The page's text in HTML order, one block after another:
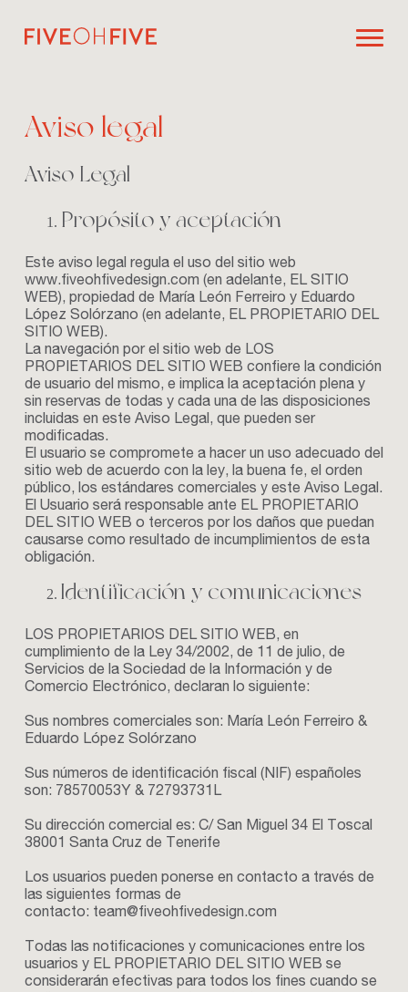
Aviso legal
Aviso Legal
Propósito y aceptación
Este aviso legal regula el uso del sitio web
www.fiveohfivedesign.com (en adelante, EL SITIO
WEB), propiedad de María León Ferreiro y Eduardo
López Solórzano (en adelante, EL PROPIETARIO DEL
SITIO WEB).
La navegación por el sitio web de LOS
PROPIETARIOS DEL SITIO WEB confiere la condición
de usuario del mismo, e implica la aceptación plena y
sin reservas de todas y cada una de las disposiciones
incluidas en este Aviso Legal, que pueden ser
modificadas.
El usuario se compromete a hacer un uso adecuado del
sitio web de acuerdo con la ley, la buena fe, el orden
público, los estándares comerciales y este Aviso Legal.
El Usuario será responsable ante EL PROPIETARIO
DEL SITIO WEB o terceros por los daños que puedan
causarse como resultado de incumplimientos de esta
obligación.
Identificación y comunicaciones
LOS PROPIETARIOS DEL SITIO WEB, en
cumplimiento de la Ley 34/2002, de 11 de julio, de
Servicios de la Sociedad de la Información y de
Comercio Electrónico, declaran lo siguiente:
Sus nombres comerciales son: María León Ferreiro &
Eduardo López Solórzano
Sus números de identificación fiscal (NIF) españoles
son: 78570053Y & 72793731L
Su dirección comercial es: C/ San Miguel 34 El Toscal
38001 Santa Cruz de Tenerife
Los usuarios pueden ponerse en contacto a través de
las siguientes formas de
contacto: team@fiveohfivedesign.com
Todas las notificaciones y comunicaciones entre los
usuarios y EL PROPIETARIO DEL SITIO WEB se
considerarán efectivas para todos los fines cuando se